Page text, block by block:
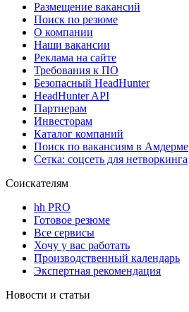
Размещение вакансий
Поиск по резюме
О компании
Наши вакансии
Реклама на сайте
Требования к ПО
Безопасный HeadHunter
HeadHunter API
Партнерам
Инвесторам
Каталог компаний
Поиск по вакансиям в Амдерме
Сетка: соцсеть для нетворкинга
Соискателям
hh PRO
Готовое резюме
Все сервисы
Хочу у вас работать
Производственный календарь
Экспертная рекомендация
Новости и статьи